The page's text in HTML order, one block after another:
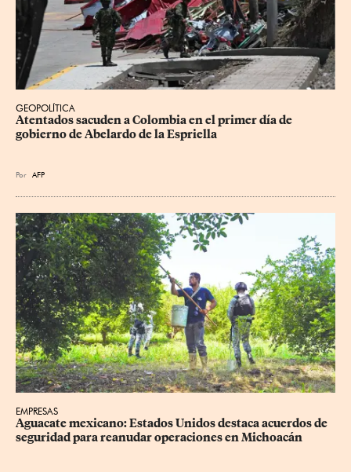
GEOPOLÍTICA
Atentados sacuden a Colombia en el primer día de
gobierno de Abelardo de la Espriella
Por AFP
EMPRESAS
Aguacate mexicano: Estados Unidos destaca acuerdos de
seguridad para reanudar operaciones en Michoacán